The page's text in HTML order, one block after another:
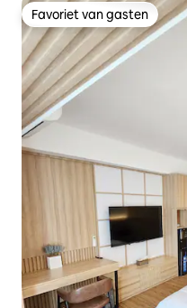
Favoriet van gasten
Favoriet van gasten